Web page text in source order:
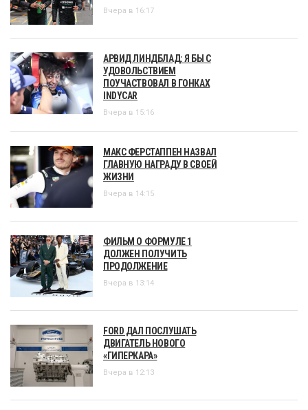
Вчера в 16:17
АРВИД ЛИНДБЛАД: Я БЫ С
УДОВОЛЬСТВИЕМ
ПОУЧАСТВОВАЛ В ГОНКАХ
INDYCAR
Вчера в 15:16
МАКС ФЕРСТАППЕН НАЗВАЛ
ГЛАВНУЮ НАГРАДУ В СВОЕЙ
ЖИЗНИ
Вчера в 14:15
ФИЛЬМ О ФОРМУЛЕ 1
ДОЛЖЕН ПОЛУЧИТЬ
ПРОДОЛЖЕНИЕ
Вчера в 13:14
FORD ДАЛ ПОСЛУШАТЬ
ДВИГАТЕЛЬ НОВОГО
«ГИПЕРКАРА»
Вчера в 12:13